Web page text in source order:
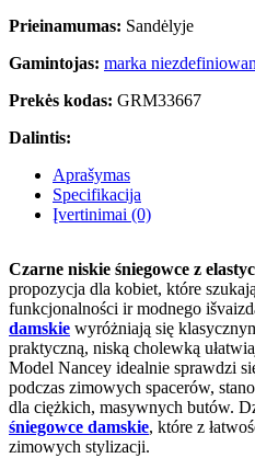
Prieinamumas: Sandėlyje
Gamintojas: marka
Prekės kodas: GRM33667
Dalintis:
Aprašymas
Specifikacija
Įvertinimai (0)
Czarne niskie śniegowce z
propozycja dla kobiet, które
funkcjonalności ir modnego
damskie wyróżniają się
praktyczną, niską cholewką
Model Nancey idealnie sprawdzi
podczas zimowych spacerów,
dla ciężkich, masywnych butów.
śniegowce damskie, które z
zimowych stylizacji.